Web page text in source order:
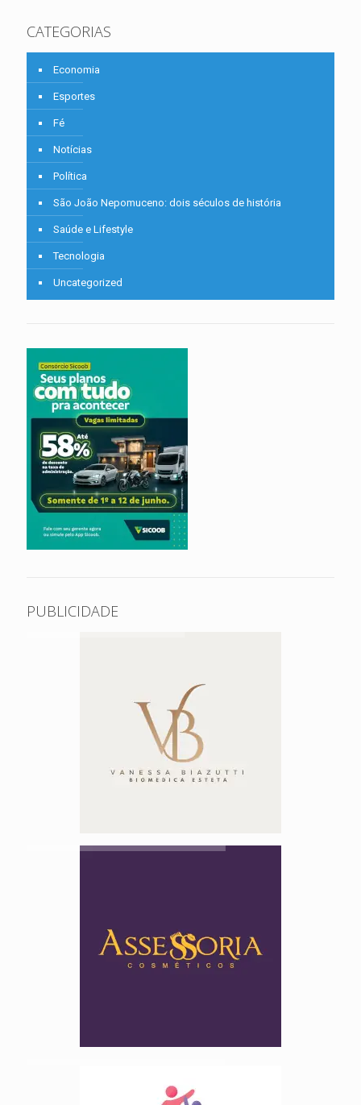
CATEGORIAS
Economia
Esportes
Fé
Notícias
Política
São João Nepomuceno: dois séculos de história
Saúde e Lifestyle
Tecnologia
Uncategorized
PUBLICIDADE